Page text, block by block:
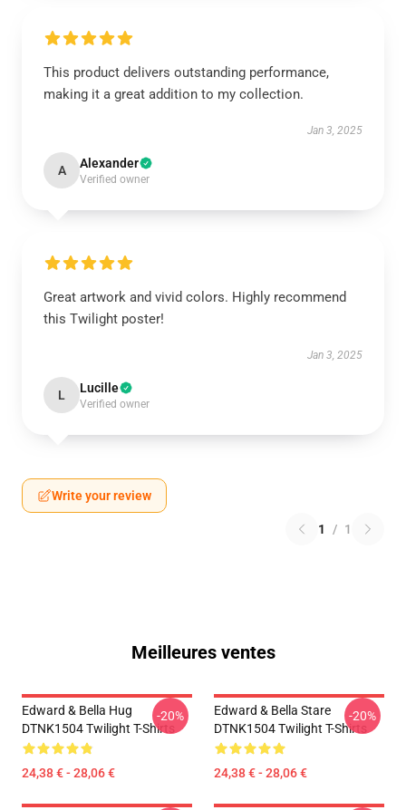
This product delivers outstanding performance,
making it a great addition to my collection.
Jan 3, 2025
A Alexander
Verified owner
Great artwork and vivid colors. Highly recommend
this Twilight poster!
Jan 3, 2025
L Lucille
Verified owner
Write your review
1 / 1
Meilleures ventes
Edward & Bella Hug
DTNK1504 Twilight T-Shirts
24,38 € - 28,06 €
-20%
Edward & Bella Stare
DTNK1504 Twilight T-Shirts
24,38 € - 28,06 €
-20%